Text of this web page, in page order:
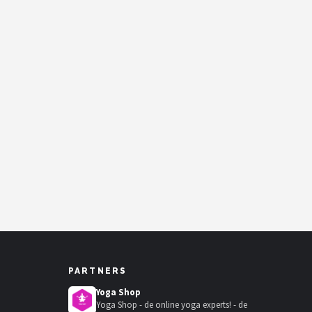
PARTNERS
Yoga Shop
Yoga Shop - de online yoga experts! - de